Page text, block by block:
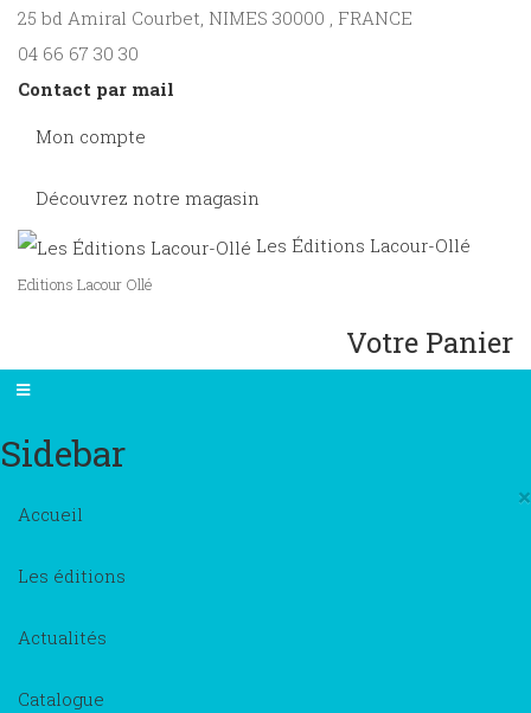
25 bd Amiral Courbet, NIMES 30000 , FRANCE
04 66 67 30 30
Contact par mail
Mon compte
Découvrez notre magasin
Les Éditions Lacour-Ollé
Editions Lacour Ollé
Votre Panier
Sidebar
×
Accueil
Les éditions
Actualités
Catalogue